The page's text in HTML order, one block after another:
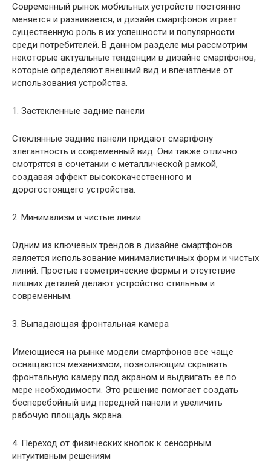
Современный рынок мобильных устройств постоянно
меняется и развивается, и дизайн смартфонов играет
существенную роль в их успешности и популярности
среди потребителей. В данном разделе мы рассмотрим
некоторые актуальные тенденции в дизайне смартфонов,
которые определяют внешний вид и впечатление от
использования устройства.
1. Застекленные задние панели
Стеклянные задние панели придают смартфону
элегантность и современный вид. Они также отлично
смотрятся в сочетании с металлической рамкой,
создавая эффект высококачественного и
дорогостоящего устройства.
2. Минимализм и чистые линии
Одним из ключевых трендов в дизайне смартфонов
является использование минималистичных форм и чистых
линий. Простые геометрические формы и отсутствие
лишних деталей делают устройство стильным и
современным.
3. Выпадающая фронтальная камера
Имеющиеся на рынке модели смартфонов все чаще
оснащаются механизмом, позволяющим скрывать
фронтальную камеру под экраном и выдвигать ее по
мере необходимости. Это решение помогает создать
бесперебойный вид передней панели и увеличить
рабочую площадь экрана.
4. Переход от физических кнопок к сенсорным
интуитивным решениям